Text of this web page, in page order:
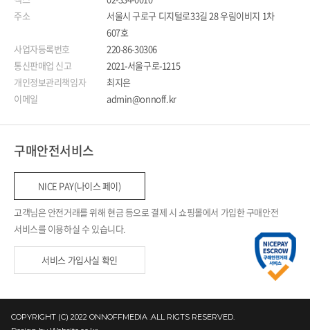
주소
서울시 구로구 디지털로33길 28 우림이비지 1차
607호
사업자등록번호
220-86-30306
통신판매업 신고
2021-서울구로-1215
개인정보관리책임자
최지은
이메일
admin@onnoff.kr
구매안전서비스
NICE PAY(나이스 페이)
고객님은 안전거래를 위해 현금 등으로 결제 시 쇼핑몰에서 가입한 구매안전
서비스를 이용하실 수 있습니다.
서비스 가입사실 확인
COPYRIGHT (C) 2022 ONNOFFMEDIA .ALL RIGTS RESERVED.